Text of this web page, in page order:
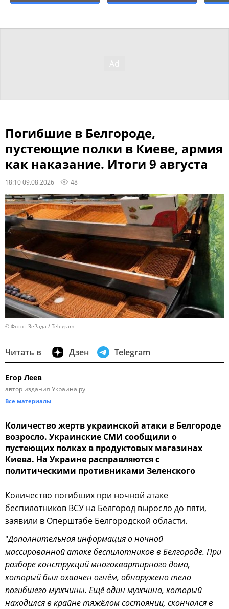
Погибшие в Белгороде,
пустеющие полки в Киеве, армия
как наказание. Итоги 9 августа
18:10 09.08.2026 48
© Фото : ЗеРада / Telegram
Читать в Дзен Telegram
Егор Леев
автор издания Украина.ру
Все материалы
Количество жертв украинской атаки в Белгороде
возросло. Украинские СМИ сообщили о
пустеющих полках в продуктовых магазинах
Киева. На Украине расправляются с
политическими противниками Зеленского
Количество погибших при ночной атаке
беспилотников ВСУ на Белгород выросло до пяти,
заявили в Оперштабе Белгородской области.
"Дополнительная информация о ночной
массированной атаке беспилотников в Белгороде. При
разборе конструкций многоквартирного дома,
который был охвачен огнём, обнаружено тело
погибшего мужчины. Ещё один мужчина, который
находился в крайне тяжёлом состоянии, скончался в